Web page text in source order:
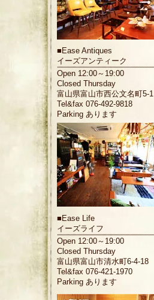
■ Ease Antiques
イーズアンティーク
Open 12:00～19:00
Closed Thursday
富山県富山市西公文名町5-1
Tel&fax 076-492-9818
Parking あります
■ Ease Life
イーズライフ
Open 12:00～19:00
Closed Thursday
富山県富山市清水町6-4-18
Tel&fax 076-421-1970
Parking あります